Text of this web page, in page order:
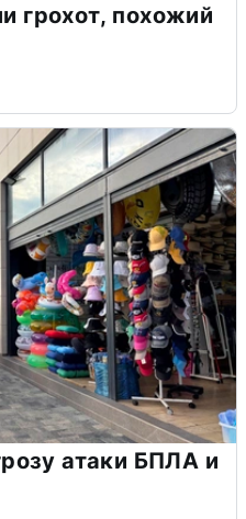
грохот, похожий
атаки БПЛА и